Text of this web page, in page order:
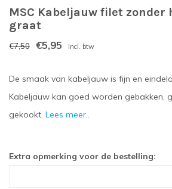
MSC Kabeljauw filet
graat
€7,50 €5,95 Incl. btw
De smaak van kabeljauw is fijn en
Kabeljauw kan goed worden gebakken,
gekookt. Lees meer..
Extra opmerking voor de bestelling: